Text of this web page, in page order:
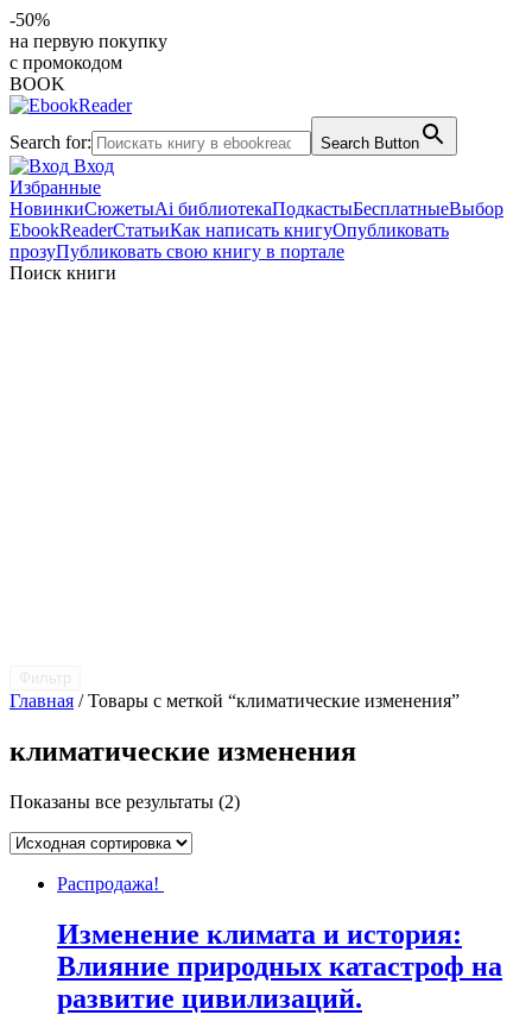
-50%
на первую покупку
с промокодом
BOOK
Search for: Search Button
Вход
Избранные
НовинкиСюжетыAi библиотекаПодкастыБесплатныеВыбор
EbookReaderСтатьиКак написать книгуОпубликовать
прозуПубликовать свою книгу в портале
Поиск книги
Главная / Товары с меткой “климатические изменения”
климатические изменения
Показаны все результаты (2)
Распродажа!
Изменение климата и история:
Влияние природных катастроф на
развитие цивилизаций.